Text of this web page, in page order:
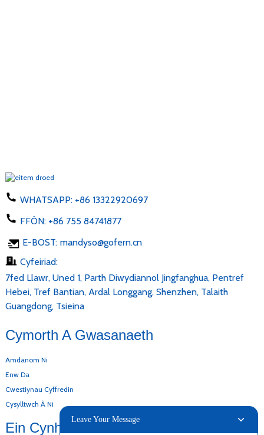
WHATSAPP: +86 13322920697
FFÔN: +86 755 84741877
E-BOST: mandyso@gofern.cn
Cyfeiriad:
7fed Llawr, Uned 1, Parth Diwydiannol Jingfanghua, Pentref
Hebei, Tref Bantian, Ardal Longgang, Shenzhen, Talaith
Guangdong, Tsieina
Cymorth A Gwasanaeth
Amdanom Ni
Enw Da
Cwestiynau Cyffredin
Cysylltwch Â Ni
Ein Cynhyrchion
Leave Your Message